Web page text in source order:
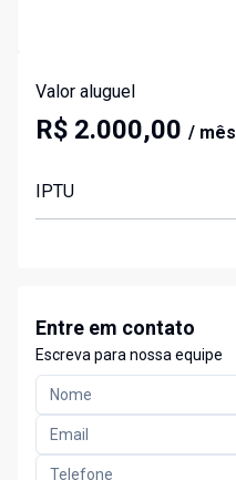
Valor aluguel
R$ 2.000,00 / mês
IPTU
Entre em contato
Escreva para nossa equipe